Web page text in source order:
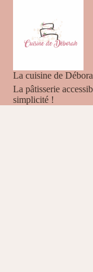
La cuisine de
La pâtisserie
simplicité !